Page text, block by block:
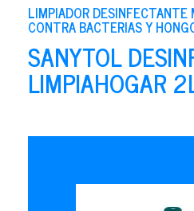
LIMPIADOR DESINFECTANTE
CONTRA BACTERIAS Y
SANYTOL
LIMPIAHOGAR